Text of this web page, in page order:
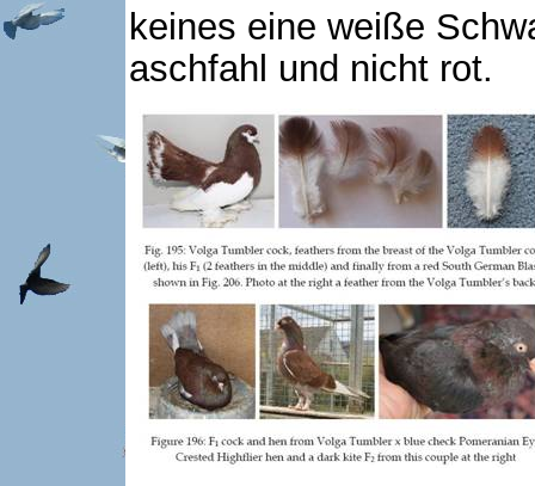
keines eine weiße
aschfahl und nicht rot.